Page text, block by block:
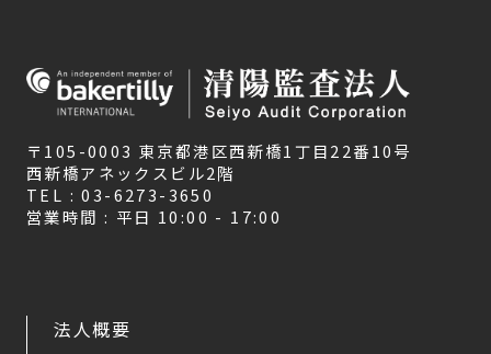
〒105-0003 東京都港区西新橋1丁目22番10号
西新橋アネックスビル2階
TEL : 03-6273-3650
営業時間 : 平日 10:00 - 17:00
法人概要